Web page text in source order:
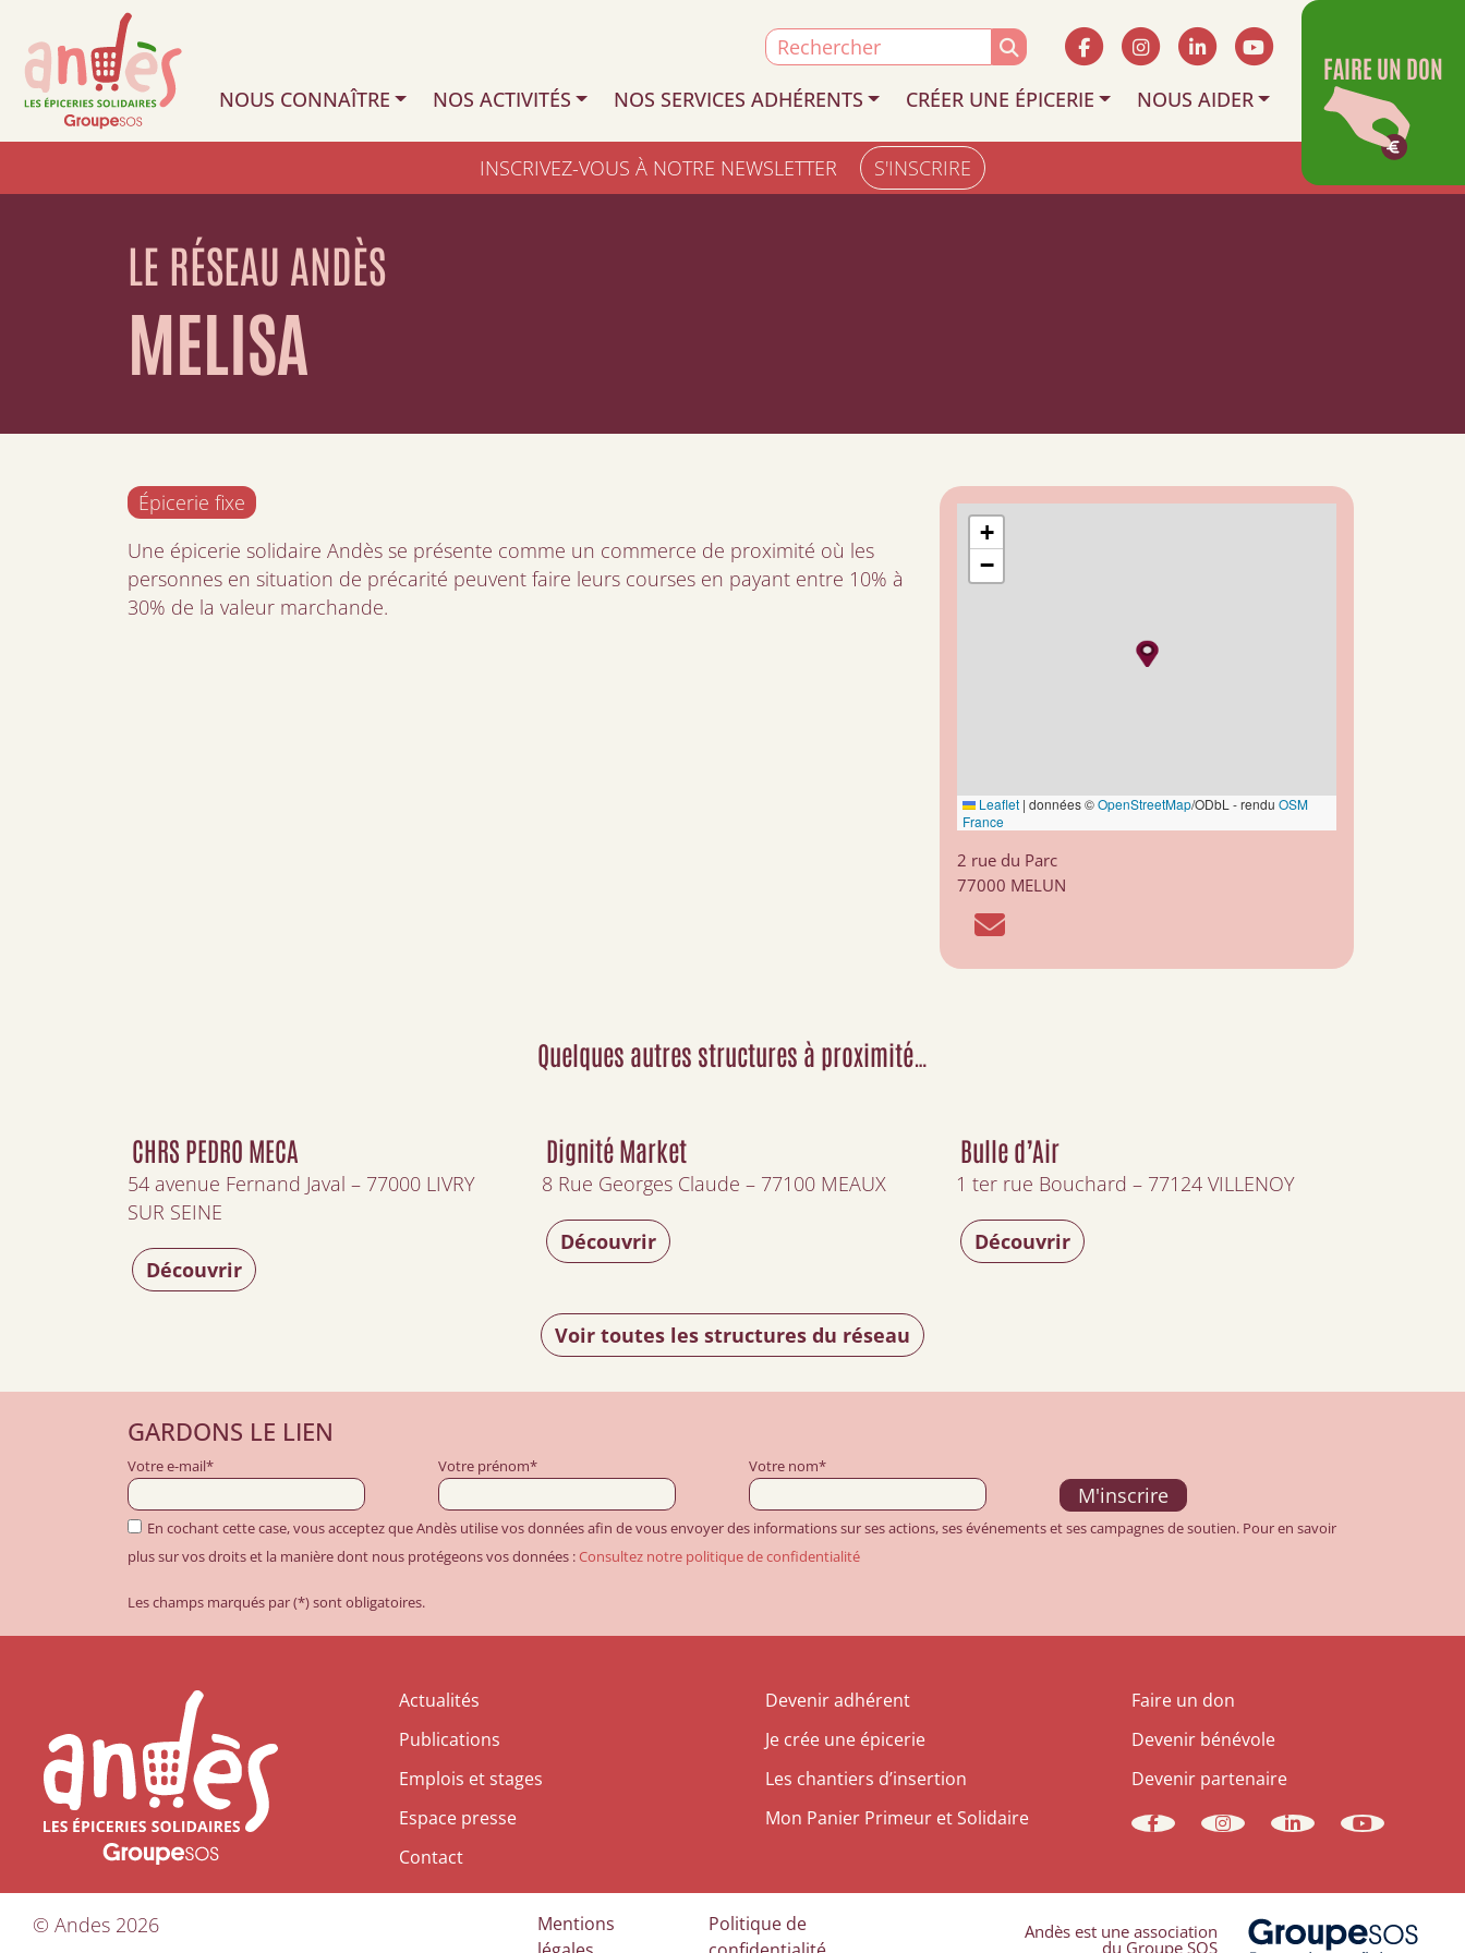
Search
for:
NOUS CONNAÎTRE
NOS ACTIVITÉS NOS SERVICES ADHÉRENTS CRÉER UNE ÉPICERIE NOUS AIDER
INSCRIVEZ-VOUS À NOTRE NEWSLETTER S'INSCRIRE
FAIRE UN DON
LE RÉSEAU ANDÈS
MELISA
Épicerie fixe
Une épicerie solidaire Andès se présente comme un commerce de proximité où les
personnes en situation de précarité peuvent faire leurs courses en payant entre 10% à
30% de la valeur marchande.
+
−
Leaflet | données ©OpenStreetMap/ODbL - rendu OSM
France
2 rue du Parc
77000 MELUN
Quelques autres structures à proximité…
CHRS PEDRO MECA
54 avenue Fernand Javal – 77000 LIVRY
SUR SEINE
Découvrir
Dignité Market
8 Rue Georges Claude – 77100 MEAUX
Découvrir
Bulle d’Air
1 ter rue Bouchard – 77124 VILLENOY
Découvrir
Voir toutes les structures du réseau
GARDONS LE LIEN
Votre e-mail* Votre prénom* Votre nom*
En cochant cette case, vous acceptez que Andès utilise vos données afin de vous envoyer des informations sur ses actions, ses événements et ses campagnes de soutien. Pour en savoir
plus sur vos droits et la manière dont nous protégeons vos données :Consultez notre politique de confidentialité
Les champs marqués par (*) sont obligatoires.
Actualités
Publications
Emplois et stages
Espace presse
Contact
Devenir adhérent
Je crée une épicerie
Les chantiers d’insertion
Mon Panier Primeur et Solidaire
Faire un don
Devenir bénévole
Devenir partenaire
© Andes 2026
Mentions
Politique de
Andès est une association
du Groupe SOS